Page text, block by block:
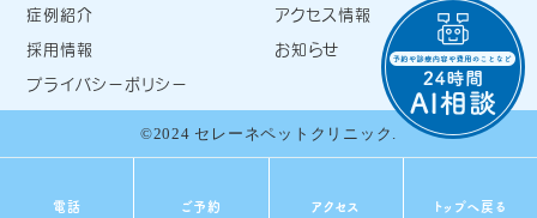
電話 ご予約 アクセス トップへ戻る
症例紹介
アクセス情報
採用情報
お知らせ
プライバシーポリシー
©2024 セレーネペットクリニック.